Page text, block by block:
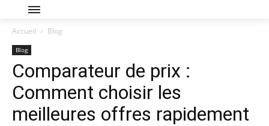
Accueil Blog
Blog
Comparateur de prix :
Comment choisir les
meilleures offres rapidement